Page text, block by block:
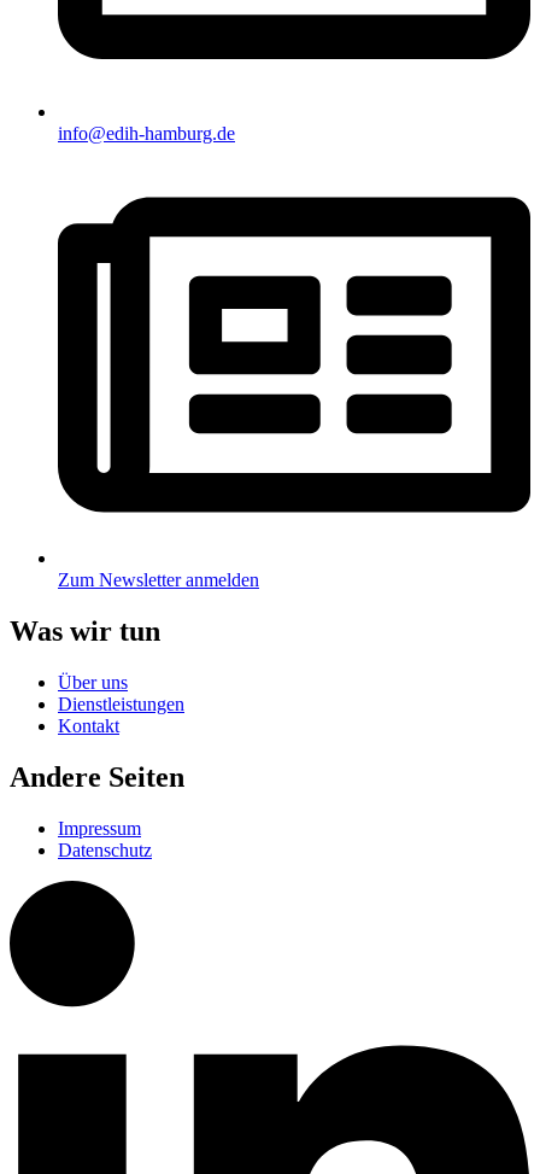
info@edih-hamburg.de
Zum Newsletter anmelden
Was wir tun
Über uns
Dienstleistungen
Kontakt
Andere Seiten
Impressum
Datenschutz